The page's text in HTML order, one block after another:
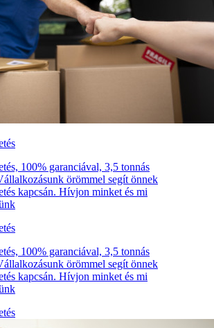
100% garanciával, 3,5 tonnás
örömmel segít önnek
kapcsán. Hívjon minket és mi
100% garanciával, 3,5 tonnás
örömmel segít önnek
kapcsán. Hívjon minket és mi